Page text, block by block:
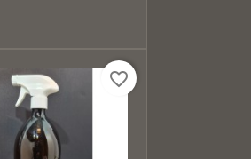
favorite_border